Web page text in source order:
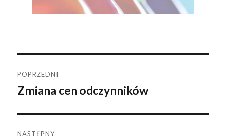
Nawigacja
wpisu
POPRZEDNI
Poprzedni
Zmiana cen odczynników
NASTĘPNY